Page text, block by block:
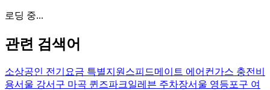
로딩 중...
관련 검색어
소상공인 전기요금 특별지원 스피드메이트 에어컨가스 충전비
용서울 강서구 마곡 퀸즈파크일레븐 주차장서울 영등포구 여